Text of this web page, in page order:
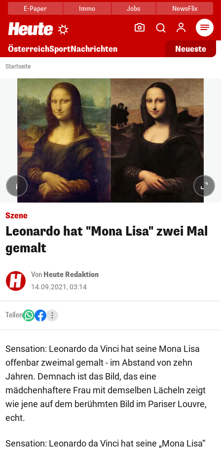
E-Paper Immo Jobs NewsFlix
ÖsterreichSportNachrichten Neueste
Startseite
i
Szene
Leonardo hat "Mona Lisa" zwei Mal
gemalt
Von Heute Redaktion
14.09.2021, 03:14
Teilen
Sensation: Leonardo da Vinci hat seine Mona Lisa
offenbar zweimal gemalt - im Abstand von zehn
Jahren. Demnach ist das Bild, das eine
mädchenhaftere Frau mit demselben Lächeln zeigt
wie jene auf dem berühmten Bild im Pariser Louvre,
echt.
Sensation: Leonardo da Vinci hat seine „Mona Lisa“